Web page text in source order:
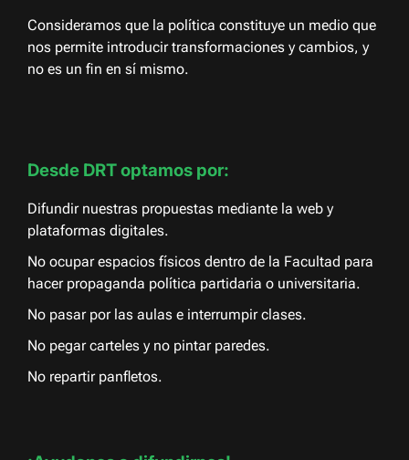
Consideramos que la política constituye un medio que
nos permite introducir transformaciones y cambios, y
no es un fin en sí mismo.
Desde DRT optamos por:
Difundir nuestras propuestas mediante la web y
plataformas digitales.
No ocupar espacios físicos dentro de la Facultad para
hacer propaganda política partidaria o universitaria.
No pasar por las aulas e interrumpir clases.
No pegar carteles y no pintar paredes.
No repartir panfletos.